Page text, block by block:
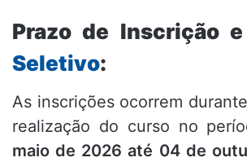
Prazo de Inscrição
Seletivo:
As inscrições ocorrem
realização do curso no
maio de 2026 até 04 de